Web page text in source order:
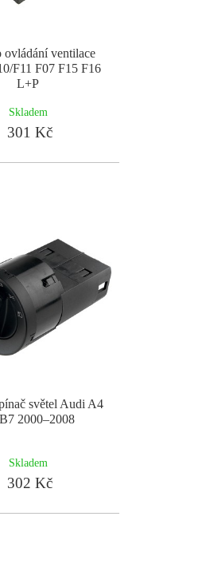
ovládání ventilace
F11 F07 F15 F16
L+P
Skladem
301 Kč
světel Audi A4
2000–2008
Skladem
302 Kč